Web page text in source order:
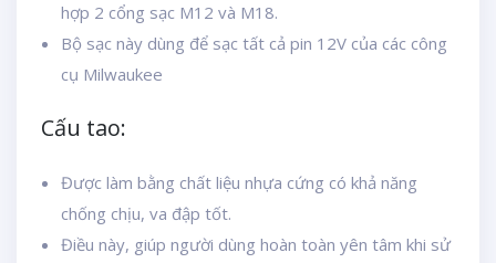
hợp 2 cổng sạc M12 và M18.
Bộ sạc này dùng để sạc tất cả pin 12V của các công
cụ Milwaukee
Cấu tao:
Được làm bằng chất liệu nhựa cứng có khả năng
chống chịu, va đập tốt.
Điều này, giúp người dùng hoàn toàn yên tâm khi sử